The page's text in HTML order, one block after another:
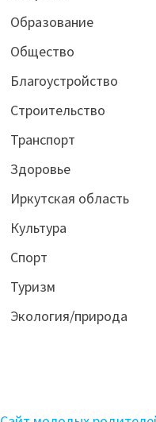
Образование
Общество
Благоустройство
Строительство
Транспорт
Здоровье
Иркутская область
Культура
Спорт
Туризм
Экология/природа